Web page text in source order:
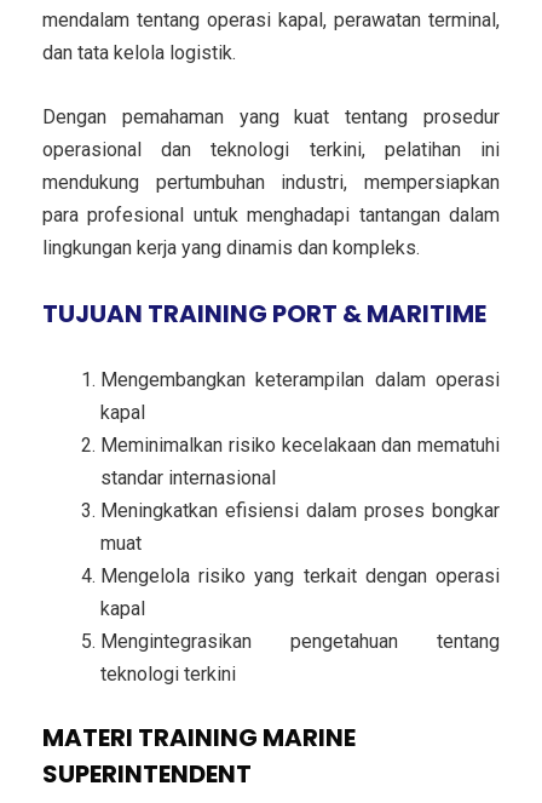
mendalam tentang operasi kapal, perawatan terminal,
dan tata kelola logistik.
Dengan pemahaman yang kuat tentang prosedur
operasional dan teknologi terkini, pelatihan ini
mendukung pertumbuhan industri, mempersiapkan
para profesional untuk menghadapi tantangan dalam
lingkungan kerja yang dinamis dan kompleks.
TUJUAN TRAINING PORT & MARITIME
Mengembangkan keterampilan dalam operasi
kapal
Meminimalkan risiko kecelakaan dan mematuhi
standar internasional
Meningkatkan efisiensi dalam proses bongkar
muat
Mengelola risiko yang terkait dengan operasi
kapal
Mengintegrasikan pengetahuan tentang
teknologi terkini
MATERI TRAINING MARINE
SUPERINTENDENT